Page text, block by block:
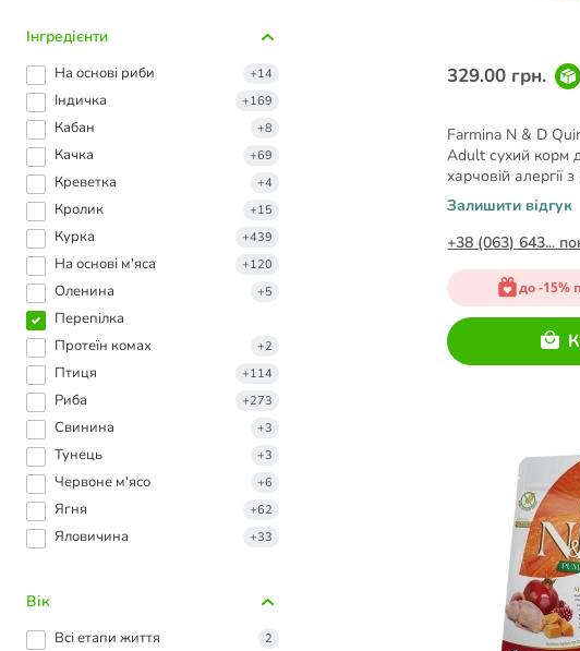
Інгредієнти
Hа основі риби +14
Індичка +169
Кабан +8
Качка +69
Креветка +4
Кролик +15
Курка +439
На основі м'яса +120
Оленина +5
Перепілка
Протеїн комах
+2
Птиця +114
Риба +273
Свинина +3
Тунець +3
Червоне м'ясо +6
Ягня +62
Яловичина +33
Вік
Всі етапи життя 2
329.00 грн.
Farmina N & D
Adult сухий корм
харчовій алергії
0,3 кг
Залишити відгук
+38 (063) 643...
до -15%